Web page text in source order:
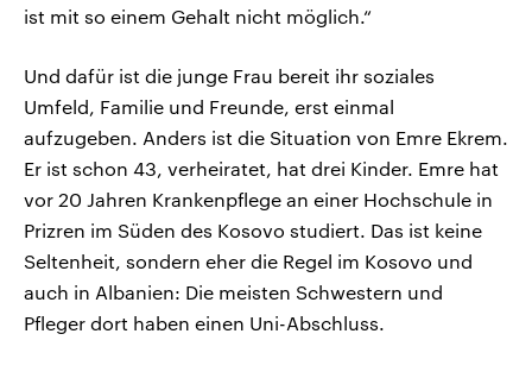
ist mit so einem Gehalt nicht möglich.“
Und dafür ist die junge Frau bereit ihr soziales
Umfeld, Familie und Freunde, erst einmal
aufzugeben. Anders ist die Situation von Emre Ekrem.
Er ist schon 43, verheiratet, hat drei Kinder. Emre hat
vor 20 Jahren Krankenpflege an einer Hochschule in
Prizren im Süden des Kosovo studiert. Das ist keine
Seltenheit, sondern eher die Regel im Kosovo und
auch in Albanien: Die meisten Schwestern und
Pfleger dort haben einen Uni-Abschluss.